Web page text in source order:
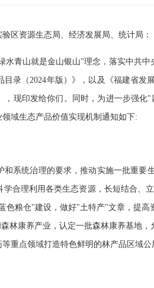
区资源生态局、经济发展局、统计局：
青山就是金山银山"理念，落实中共
录（2024年版）》，以及《福建省
现印发给你们。同时，为进一步强
域生态产品价值实现机制通知如下:
系统治理的要求，推动实施一批重
合理利用各类生态资源，长短结合
粮仓"建设，做好"土特产"文章，提
林康养产业，认定一批森林康养基地
重点领域打造特色鲜明的林产品区域